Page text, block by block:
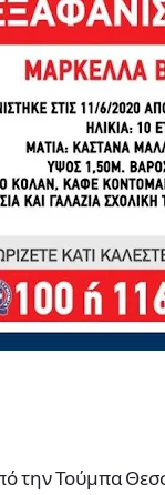
την Τούμπα